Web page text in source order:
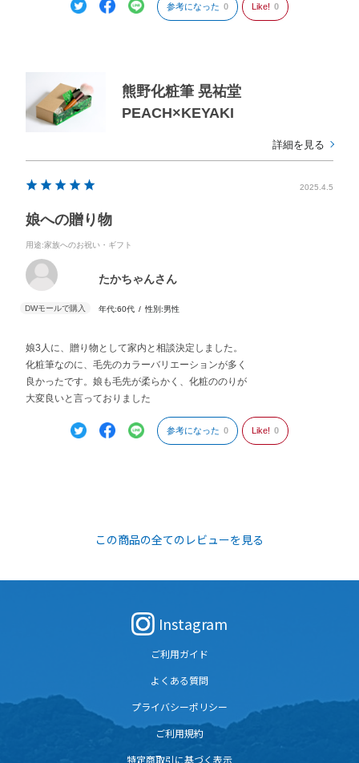
ラッピングも可愛らしくて良かったです。
参考になった 0 Like! 0
熊野化粧筆 晃祐堂
PEACH×KEYAKI
詳細を見る
2025.4.5
娘への贈り物
用途:家族へのお祝い・ギフト
たかちゃんさん
年代:60代 性別:男性
娘3人に、贈り物として家内と相談決定しました。
化粧筆なのに、毛先のカラーバリエーションが多く
良かったです。娘も毛先が柔らかく、化粧ののりが
大変良いと言っておりました
参考になった 0 Like! 0
この商品の全てのレビューを見る
Instagram
ご利用ガイド
よくある質問
プライバシーポリシー
ご利用規約
特定商取引に基づく表示